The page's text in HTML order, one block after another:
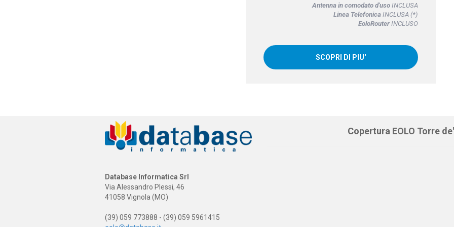
Antenna in comodato d'usoINCLUSA
Linea TelefonicaINCLUSA (*)
EoloRouterINCLUSO
SCOPRI DI PIU'
Database Informatica Srl
Via Alessandro Plessi, 46
41058 Vignola (MO)
(39) 059 773888 - (39) 059 5961415
Copertura EOLO Torre